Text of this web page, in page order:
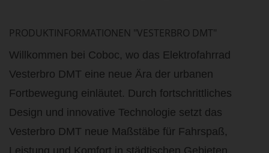
PRODUKTINFORMATIONEN "VESTERBRO DMT"
Willkommen bei Coboc, wo das Elektrofahrrad
Vesterbro DMT eine neue Ära der urbanen
Fortbewegung einläutet. Durch fortschrittliches
Design und innovative Technologie setzt das
Vesterbro DMT neue Maßstäbe für Fahrspaß,
Leistung und Komfort in städtischen Gebieten.